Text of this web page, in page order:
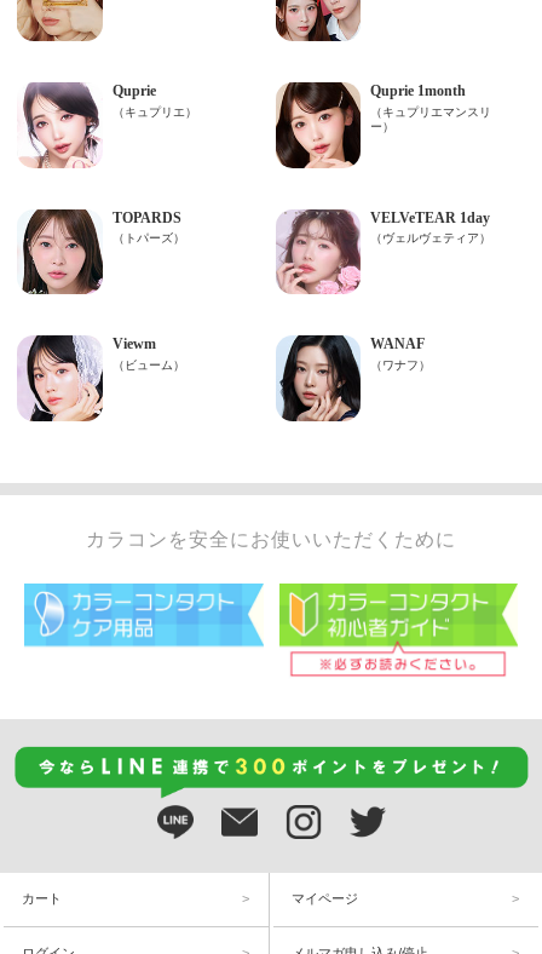
カラコンを安全にお使いいただくために
カート マイページ